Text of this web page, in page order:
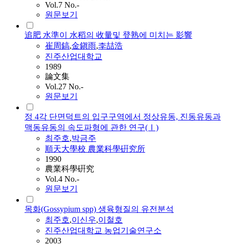
Vol.7 No.-
원문보기
追肥 水準이 水稻의 收量및 登熟에 미치는 影響
崔周鎬,金鎭雨,李喆浩
진주산업대학교
1989
論文集
Vol.27 No.-
원문보기
정 4각 단면덕트의 입구구역에서 정상유동, 진동유동과
맥동유동의 속도파형에 관한 연구(Ⅰ)
최주호,박금주
順天大學校 農業科學硏究所
1990
農業科學硏究
Vol.4 No.-
원문보기
목화(Gossypium spp) 생육형질의 유전분석
최주호,이신우,이철호
진주산업대학교 농업기술연구소
2003